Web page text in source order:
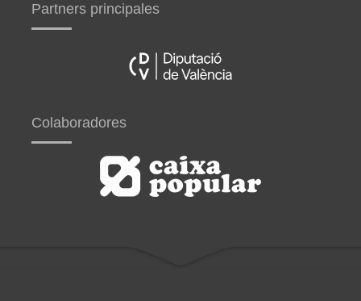
Partners principales
Colaboradores